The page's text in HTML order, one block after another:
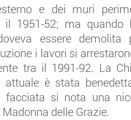
e dei muri
1951-52; ma quando
essere demolita
i lavori si
tra il 1991-92. La
attuale è stata
facciata si nota una
delle Grazie.